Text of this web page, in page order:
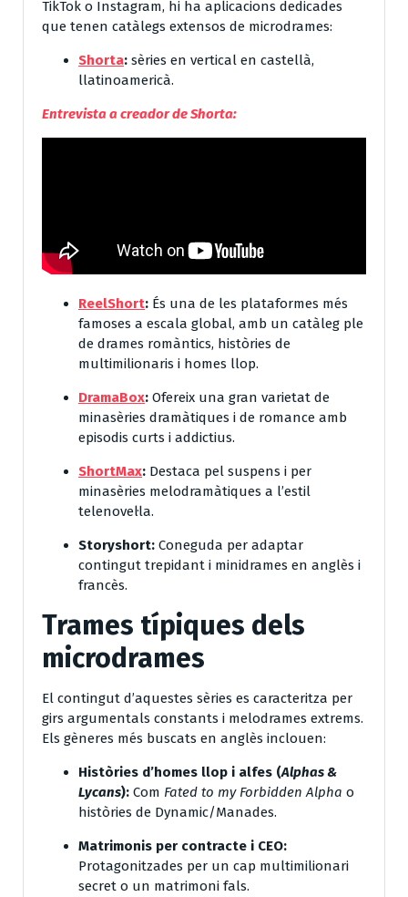
TikTok o Instagram, hi ha aplicacions dedicades
que tenen catàlegs extensos de microdrames:
Shorta: sèries en vertical en castellà,
llatinoamericà.
Entrevista a creador de Shorta:
ReelShort: És una de les plataformes més
famoses a escala global, amb un catàleg ple
de drames romàntics, històries de
multimilionaris i homes llop.
DramaBox: Ofereix una gran varietat de
minasèries dramàtiques i de romance amb
episodis curts i addictius.
ShortMax: Destaca pel suspens i per
minasèries melodramàtiques a l’estil
telenovel·la.
Storyshort: Coneguda per adaptar
contingut trepidant i minidrames en anglès i
francès.
Trames típiques dels
microdrames
El contingut d’aquestes sèries es caracteritza per
girs argumentals constants i melodrames extrems.
Els gèneres més buscats en anglès inclouen:
Històries d’homes llop i alfes (Alphas &
Lycans): Com Fated to my Forbidden Alpha o
històries de Dynamic/Manades.
Matrimonis per contracte i CEO:
Protagonitzades per un cap multimilionari
secret o un matrimoni fals.